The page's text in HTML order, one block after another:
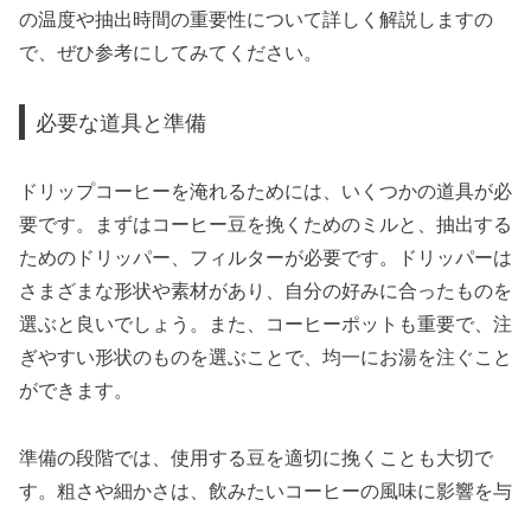
の温度や抽出時間の重要性について詳しく解説しますの
で、ぜひ参考にしてみてください。
必要な道具と準備
ドリップコーヒーを淹れるためには、いくつかの道具が必
要です。まずはコーヒー豆を挽くためのミルと、抽出する
ためのドリッパー、フィルターが必要です。ドリッパーは
さまざまな形状や素材があり、自分の好みに合ったものを
選ぶと良いでしょう。また、コーヒーポットも重要で、注
ぎやすい形状のものを選ぶことで、均一にお湯を注ぐこと
ができます。
準備の段階では、使用する豆を適切に挽くことも大切で
す。粗さや細かさは、飲みたいコーヒーの風味に影響を与